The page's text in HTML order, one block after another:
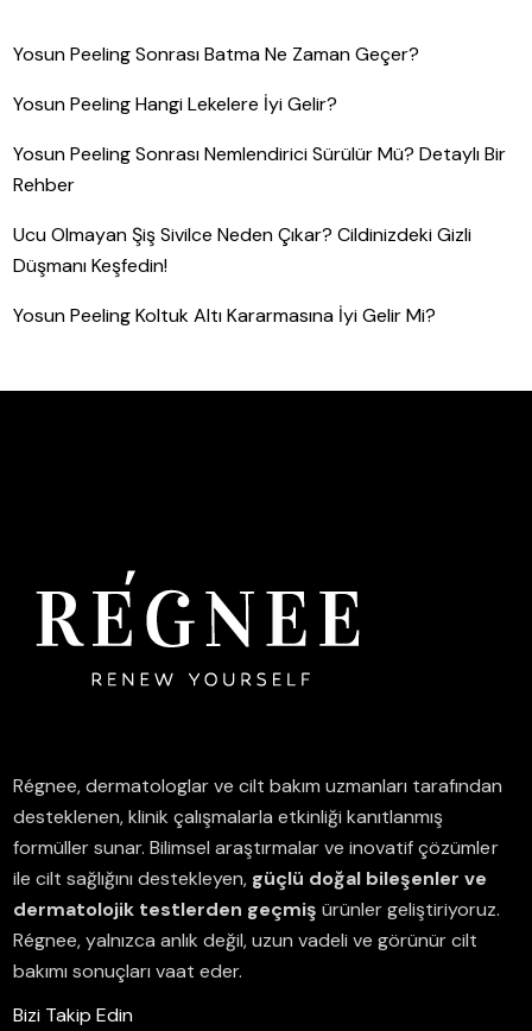
Yosun Peeling Sonrası Batma Ne Zaman Geçer?
Yosun Peeling Hangi Lekelere İyi Gelir?
Yosun Peeling Sonrası Nemlendirici Sürülür Mü? Detaylı Bir
Rehber
Ucu Olmayan Şiş Sivilce Neden Çıkar? Cildinizdeki Gizli
Düşmanı Keşfedin!
Yosun Peeling Koltuk Altı Kararmasına İyi Gelir Mi?
Régnee, dermatologlar ve cilt bakım uzmanları tarafından
desteklenen, klinik çalışmalarla etkinliği kanıtlanmış
formüller sunar.Bilimsel araştırmalar ve inovatif çözümler
ile cilt sağlığını destekleyen, güçlü doğal bileşenler ve
dermatolojik testlerden geçmiş ürünler geliştiriyoruz.
Régnee, yalnızca anlık değil, uzun vadeli ve görünür cilt
bakımı sonuçları vaat eder.
Bizi Takip Edin